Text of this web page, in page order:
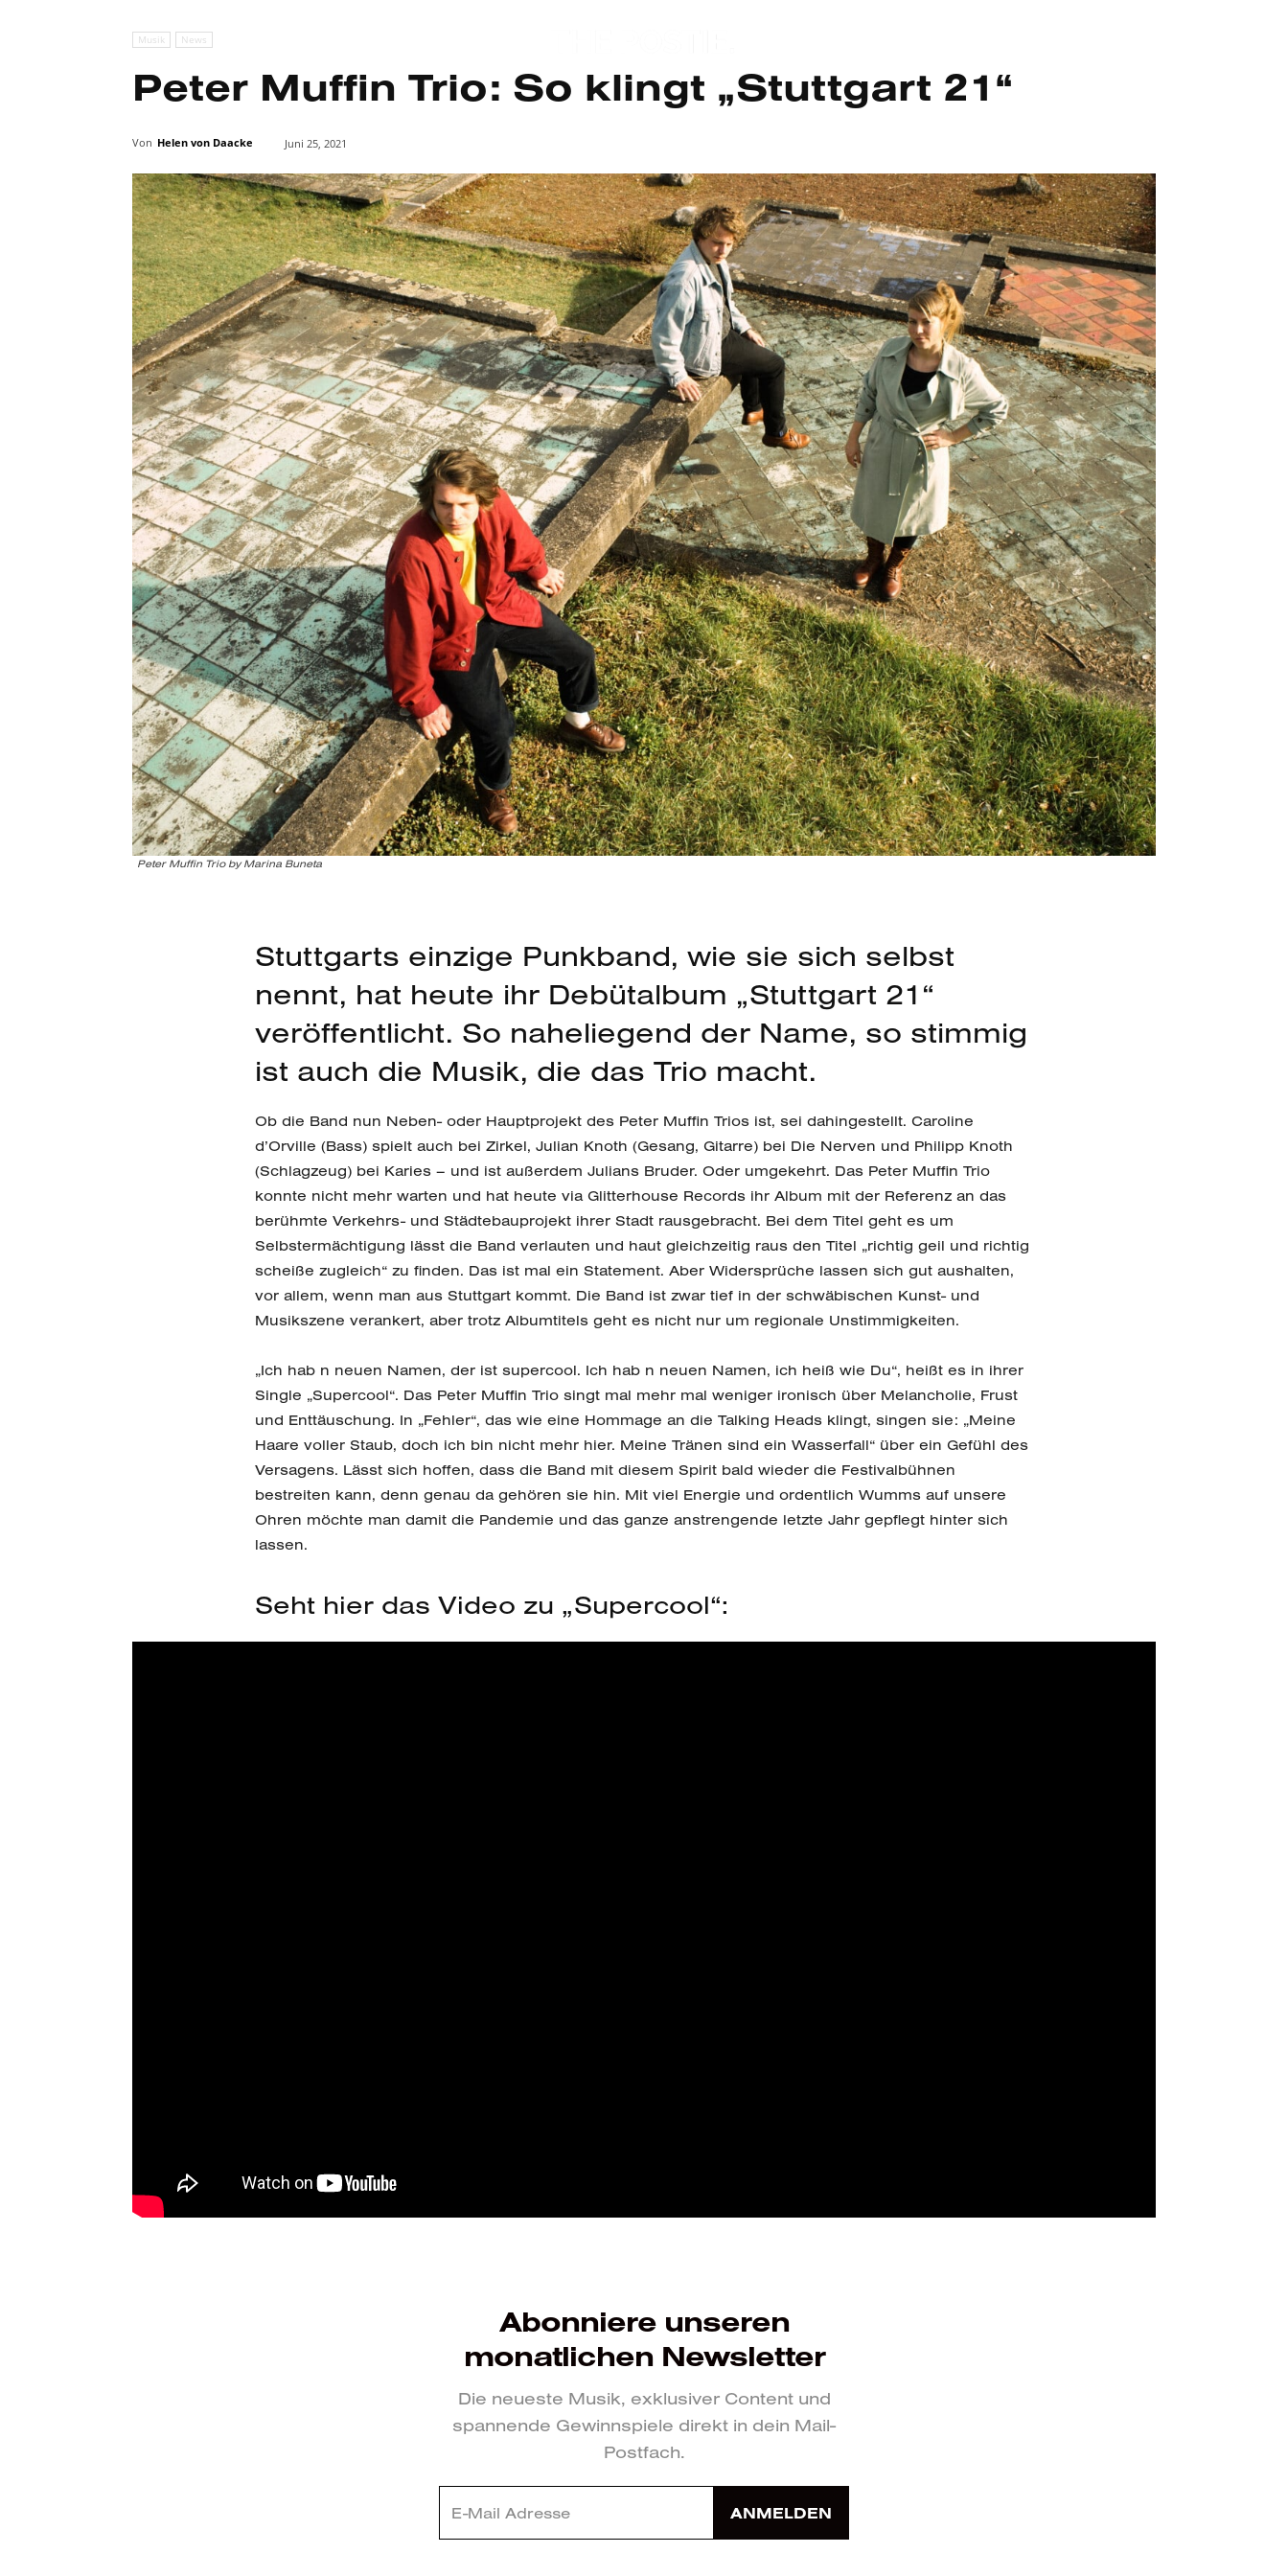
Musik News
Peter Muffin Trio: So klingt „Stuttgart 21“
Von Helen von Daacke Juni 25, 2021
Peter Muffin Trio by Marina Buneta
Stuttgarts einzige Punkband, wie sie sich selbst
nennt, hat heute ihr Debütalbum „Stuttgart 21“
veröffentlicht. So naheliegend der Name, so stimmig
ist auch die Musik, die das Trio macht.
Ob die Band nun Neben- oder Hauptprojekt des Peter Muffin Trios ist, sei dahingestellt. Caroline
d’Orville (Bass) spielt auch bei Zirkel, Julian Knoth (Gesang, Gitarre) bei Die Nerven und Philipp Knoth
(Schlagzeug) bei Karies – und ist außerdem Julians Bruder. Oder umgekehrt. Das Peter Muffin Trio
konnte nicht mehr warten und hat heute via Glitterhouse Records ihr Album mit der Referenz an das
berühmte Verkehrs- und Städtebauprojekt ihrer Stadt rausgebracht. Bei dem Titel geht es um
Selbstermächtigung lässt die Band verlauten und haut gleichzeitig raus den Titel „richtig geil und richtig
scheiße zugleich“ zu finden. Das ist mal ein Statement. Aber Widersprüche lassen sich gut aushalten,
vor allem, wenn man aus Stuttgart kommt. Die Band ist zwar tief in der schwäbischen Kunst- und
Musikszene verankert, aber trotz Albumtitels geht es nicht nur um regionale Unstimmigkeiten.
„Ich hab n neuen Namen, der ist supercool. Ich hab n neuen Namen, ich heiß wie Du“, heißt es in ihrer
Single „Supercool“. Das Peter Muffin Trio singt mal mehr mal weniger ironisch über Melancholie, Frust
und Enttäuschung. In „Fehler“, das wie eine Hommage an die Talking Heads klingt, singen sie: „Meine
Haare voller Staub, doch ich bin nicht mehr hier. Meine Tränen sind ein Wasserfall“ über ein Gefühl des
Versagens. Lässt sich hoffen, dass die Band mit diesem Spirit bald wieder die Festivalbühnen
bestreiten kann, denn genau da gehören sie hin. Mit viel Energie und ordentlich Wumms auf unsere
Ohren möchte man damit die Pandemie und das ganze anstrengende letzte Jahr gepflegt hinter sich
lassen.
Seht hier das Video zu „Supercool“:
Abonniere unseren
monatlichen Newsletter
Die neueste Musik, exklusiver Content und
spannende Gewinnspiele direkt in dein Mail-
Postfach.
ANMELDEN